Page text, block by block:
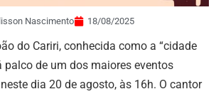
Nascimento 18/08/2025
do Cariri, conhecida como a “cidade
palco de um dos maiores eventos
dia 20 de agosto, às 16h. O cantor